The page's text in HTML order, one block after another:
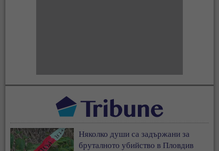
Няколко души са задържани за
бруталното убийство в Пловдив